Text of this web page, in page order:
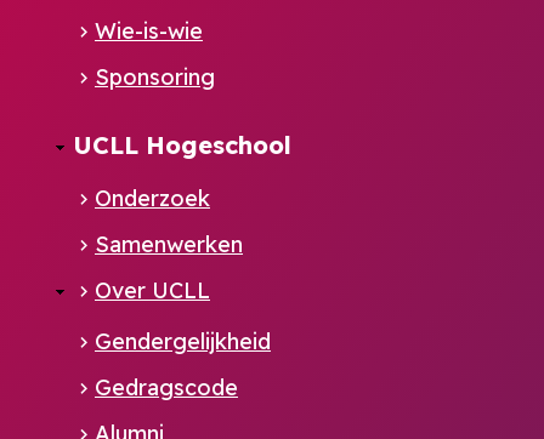
Wie-is-wie
Sponsoring
UCLL Hogeschool
Onderzoek
Samenwerken
Over UCLL
Gendergelijkheid
Gedragscode